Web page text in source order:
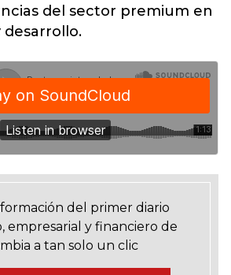
del sector premium en
desarrollo.
del primer diario
empresarial y financiero de
a tan solo un clic